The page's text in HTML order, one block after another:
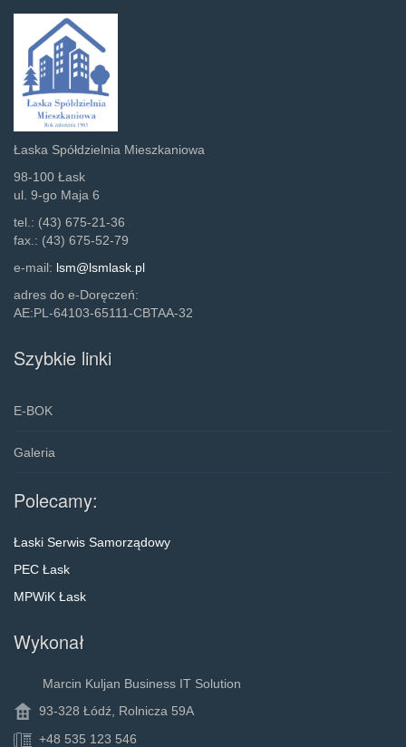
Łaska Spółdzielnia Mieszkaniowa
98-100 Łask
ul. 9-go Maja 6
tel.: (43) 675-21-36
fax.: (43) 675-52-79
e-mail: lsm@lsmlask.pl
adres do e-Doręczeń:
AE:PL-64103-65111-CBTAA-32
Szybkie linki
E-BOK
Galeria
Polecamy:
Łaski Serwis Samorządowy
PEC Łask
MPWiK Łask
Wykonał
Marcin Kuljan Business IT Solution
93-328 Łódź, Rolnicza 59A
+48 535 123 546